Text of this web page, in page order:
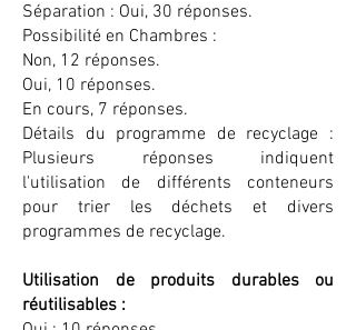
Séparation : Oui, 30 réponses.
Possibilité en Chambres :
Non, 12 réponses.
Oui, 10 réponses.
En cours, 7 réponses.
Détails du programme de recyclage :
Plusieurs réponses indiquent
l'utilisation de différents conteneurs
pour trier les déchets et divers
programmes de recyclage.
Utilisation de produits durables ou
réutilisables :